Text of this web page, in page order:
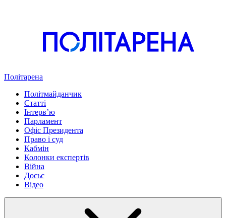
Політарена
Політмайданчик
Статті
Інтервʼю
Парламент
Офіс Президента
Право і суд
Кабмін
Колонки експертів
Війна
Досьє
Відео